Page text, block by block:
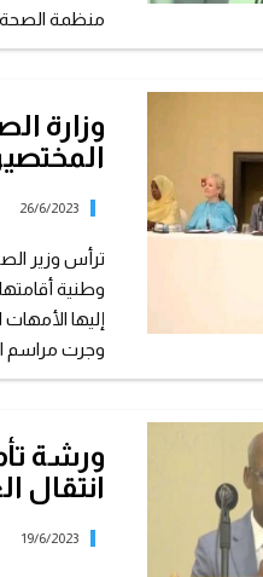
منظمة الصحة
وزارة
26/6/2023
ترأس وزير
وطنية أقامتها
إليها
وجرت مراسم
ورشة
انتقال
19/6/2023